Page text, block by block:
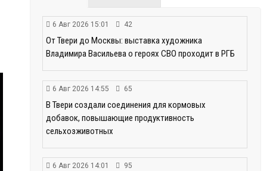
6 Авг 2026 15:01 42
От Твери до Москвы: выставка художника
Владимира Васильева о героях СВО проходит в РГБ
6 Авг 2026 14:55 65
В Твери создали соединения для кормовых
добавок, повышающие продуктивность
сельхозживотных
6 Авг 2026 14:01 95